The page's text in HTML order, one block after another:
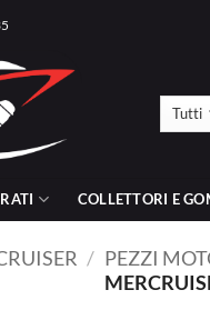
COLLETTORI E
/ PEZZI